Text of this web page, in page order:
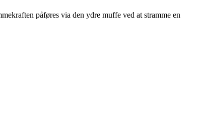
påføres via den ydre muffe ved at stramme en